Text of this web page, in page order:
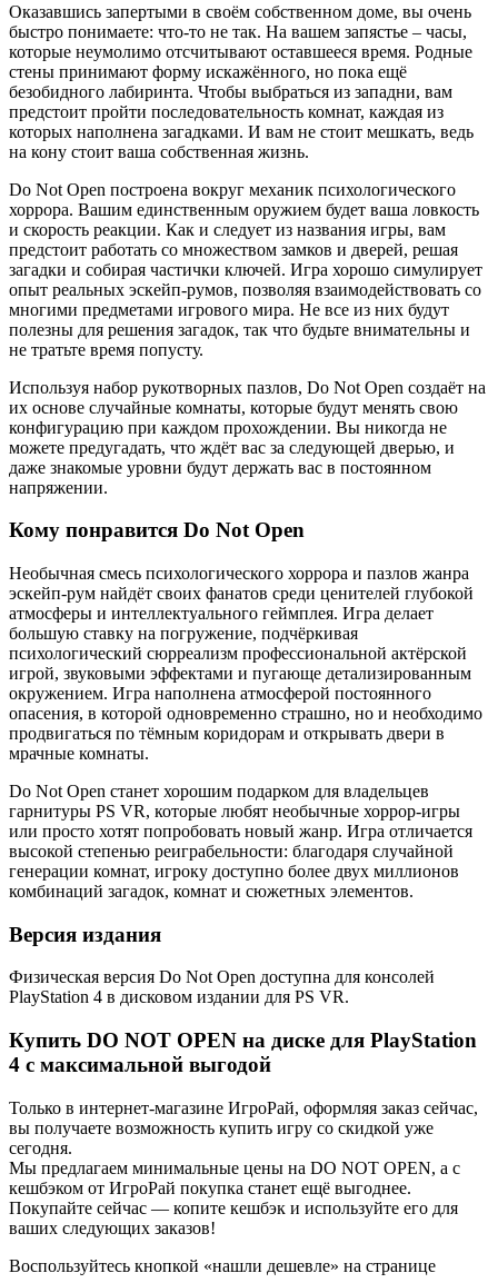
Оказавшись запертыми в своём собственном доме, вы очень
быстро понимаете: что-то не так. На вашем запястье – часы,
которые неумолимо отсчитывают оставшееся время. Родные
стены принимают форму искажённого, но пока ещё
безобидного лабиринта. Чтобы выбраться из западни, вам
предстоит пройти последовательность комнат, каждая из
которых наполнена загадками. И вам не стоит мешкать, ведь
на кону стоит ваша собственная жизнь.
Do Not Open построена вокруг механик психологического
хоррора. Вашим единственным оружием будет ваша ловкость
и скорость реакции. Как и следует из названия игры, вам
предстоит работать со множеством замков и дверей, решая
загадки и собирая частички ключей. Игра хорошо симулирует
опыт реальных эскейп-румов, позволяя взаимодействовать со
многими предметами игрового мира. Не все из них будут
полезны для решения загадок, так что будьте внимательны и
не тратьте время попусту.
Используя набор рукотворных пазлов, Do Not Open создаёт на
их основе случайные комнаты, которые будут менять свою
конфигурацию при каждом прохождении. Вы никогда не
можете предугадать, что ждёт вас за следующей дверью, и
даже знакомые уровни будут держать вас в постоянном
напряжении.
Кому понравится Do Not Open
Необычная смесь психологического хоррора и пазлов жанра
эскейп-рум найдёт своих фанатов среди ценителей глубокой
атмосферы и интеллектуального геймплея. Игра делает
большую ставку на погружение, подчёркивая
психологический сюрреализм профессиональной актёрской
игрой, звуковыми эффектами и пугающе детализированным
окружением. Игра наполнена атмосферой постоянного
опасения, в которой одновременно страшно, но и необходимо
продвигаться по тёмным коридорам и открывать двери в
мрачные комнаты.
Do Not Open станет хорошим подарком для владельцев
гарнитуры PS VR, которые любят необычные хоррор-игры
или просто хотят попробовать новый жанр. Игра отличается
высокой степенью реиграбельности: благодаря случайной
генерации комнат, игроку доступно более двух миллионов
комбинаций загадок, комнат и сюжетных элементов.
Версия издания
Физическая версия Do Not Open доступна для консолей
PlayStation 4 в дисковом издании для PS VR.
Купить DO NOT OPEN на диске для PlayStation
4 с максимальной выгодой
Только в интернет-магазине ИгроРай, оформляя заказ сейчас,
вы получаете возможность купить игру со скидкой уже
сегодня.
Мы предлагаем минимальные цены на DO NOT OPEN, а с
кешбэком от ИгроРай покупка станет ещё выгоднее.
Покупайте сейчас — копите кешбэк и используйте его для
ваших следующих заказов!
Воспользуйтесь кнопкой «нашли дешевле» на странице